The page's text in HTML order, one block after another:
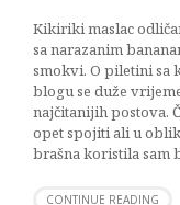
Kikiriki maslac
sa narazanim
smokvi. O piletini sa
blogu se duže
najčitanijih postova.
opet spojiti ali u
brašna koristila sam
CONTINUE READING